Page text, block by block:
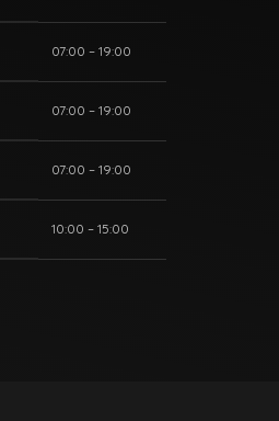
07:00 – 19:00
07:00 – 19:00
07:00 – 19:00
10:00 – 15:00